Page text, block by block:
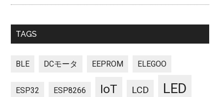
TAGS
BLE DCモータ EEPROM ELEGOO
ESP32 ESP8266 IoT LCD LED